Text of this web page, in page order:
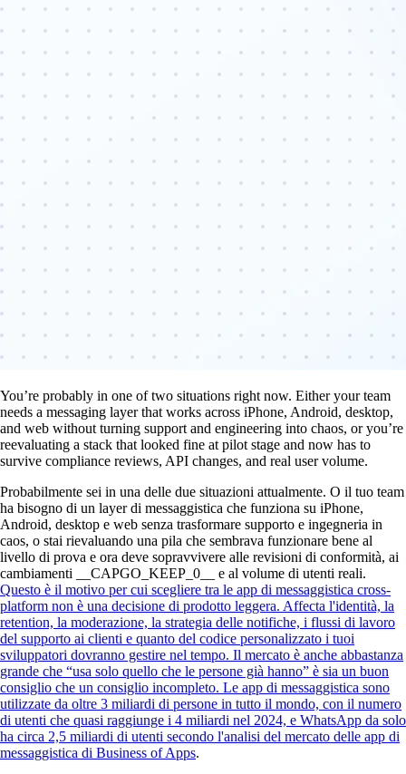
You’re probably in one of two situations right now. Either your team
needs a messaging layer that works across iPhone, Android, desktop,
and web without turning support and engineering into chaos, or you’re
reevaluating a stack that looked fine at pilot stage and now has to
survive compliance reviews, API changes, and real user volume.
Probabilmente sei in una delle due situazioni attualmente. O il tuo team
ha bisogno di un layer di messaggistica che funziona su iPhone,
Android, desktop e web senza trasformare supporto e ingegneria in
caos, o stai rievaluando una pila che sembrava funzionare bene al
livello di prova e ora deve sopravvivere alle revisioni di conformità, ai
cambiamenti __CAPGO_KEEP_0__ e al volume di utenti reali.
Questo è il motivo per cui scegliere tra le app di messaggistica cross-
platform non è una decisione di prodotto leggera. Affecta l'identità, la
retention, la moderazione, la strategia delle notifiche, i flussi di lavoro
del supporto ai clienti e quanto del codice personalizzato i tuoi
sviluppatori dovranno gestire nel tempo. Il mercato è anche abbastanza
grande che “usa solo quello che le persone già hanno” è sia un buon
consiglio che un consiglio incompleto. Le app di messaggistica sono
utilizzate da oltre 3 miliardi di persone in tutto il mondo, con il numero
di utenti che quasi raggiunge i 4 miliardi nel 2024, e WhatsApp da solo
ha circa 2,5 miliardi di utenti secondo l'analisi del mercato delle app di
messaggistica di Business of Apps.